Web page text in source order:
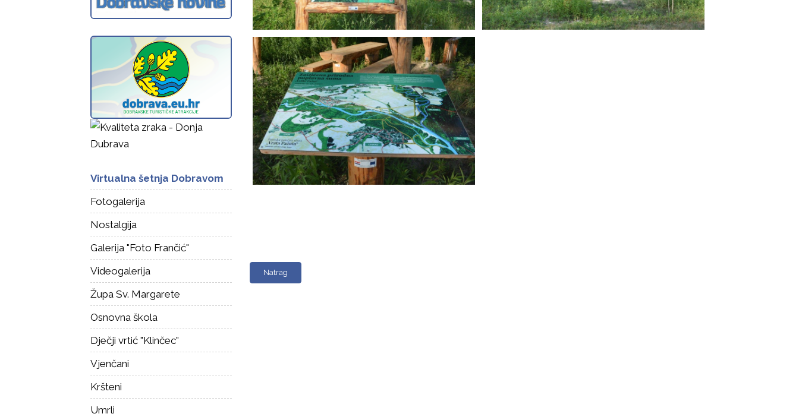
Natrag
Virtualna šetnja Dobravom
Fotogalerija
Nostalgija
Galerija "Foto Frančić"
Videogalerija
Župa Sv. Margarete
Osnovna škola
Dječji vrtić "Klinčec"
Vjenčani
Kršteni
Umrli